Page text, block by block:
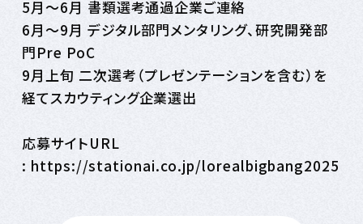
5月～6月 書類選考通過企業ご連絡
6月～9月 デジタル部門メンタリング、研究開発部
門Pre PoC
9月上旬 二次選考（プレゼンテーションを含む）を
経てスカウティング企業選出
応募サイトURL
: https://stationai.co.jp/lorealbigbang2025